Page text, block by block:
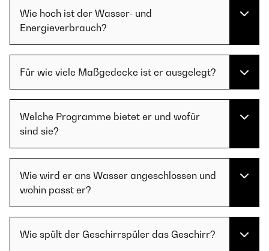
Wie hoch ist der Wasser- und
Energieverbrauch?
Für wie viele Maßgedecke ist er ausgelegt?
Welche Programme bietet er und wofür
sind sie?
Wie wird er ans Wasser angeschlossen und
wohin passt er?
Wie spült der Geschirrspüler das Geschirr?